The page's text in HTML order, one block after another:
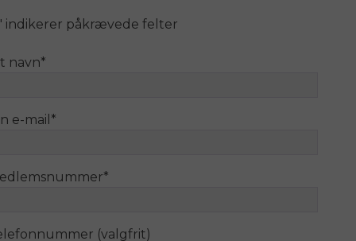
indikerer påkrævede felter
navn*
e-mail *
*
(valgfrit)